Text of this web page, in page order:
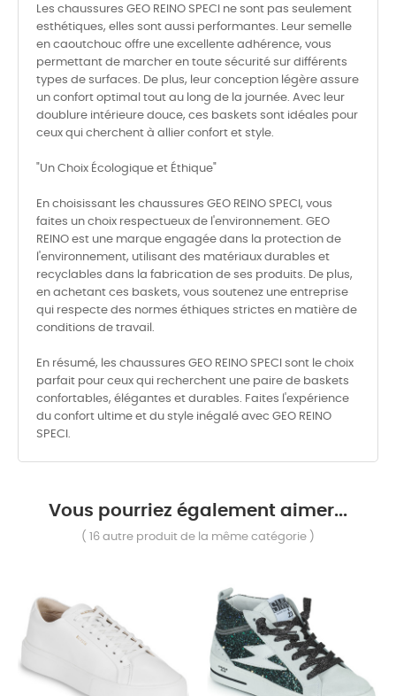
Les chaussures GEO REINO SPECI ne sont pas seulement
esthétiques, elles sont aussi performantes. Leur semelle
en caoutchouc offre une excellente adhérence, vous
permettant de marcher en toute sécurité sur différents
types de surfaces. De plus, leur conception légère assure
un confort optimal tout au long de la journée. Avec leur
doublure intérieure douce, ces baskets sont idéales pour
ceux qui cherchent à allier confort et style.
"Un Choix Écologique et Éthique"
En choisissant les chaussures GEO REINO SPECI, vous
faites un choix respectueux de l'environnement. GEO
REINO est une marque engagée dans la protection de
l'environnement, utilisant des matériaux durables et
recyclables dans la fabrication de ses produits. De plus,
en achetant ces baskets, vous soutenez une entreprise
qui respecte des normes éthiques strictes en matière de
conditions de travail.
En résumé, les chaussures GEO REINO SPECI sont le choix
parfait pour ceux qui recherchent une paire de baskets
confortables, élégantes et durables. Faites l'expérience
du confort ultime et du style inégalé avec GEO REINO
SPECI.
Vous pourriez également aimer...
( 16 autre produit de la même catégorie )